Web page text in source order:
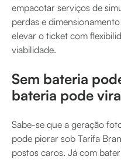
empacotar serviços de
perdas e
elevar o ticket com
viabilidade.
Sem bateria
bateria pode
Sabe-se que a geração
pode piorar sob Tarifa
postos caros. Já com